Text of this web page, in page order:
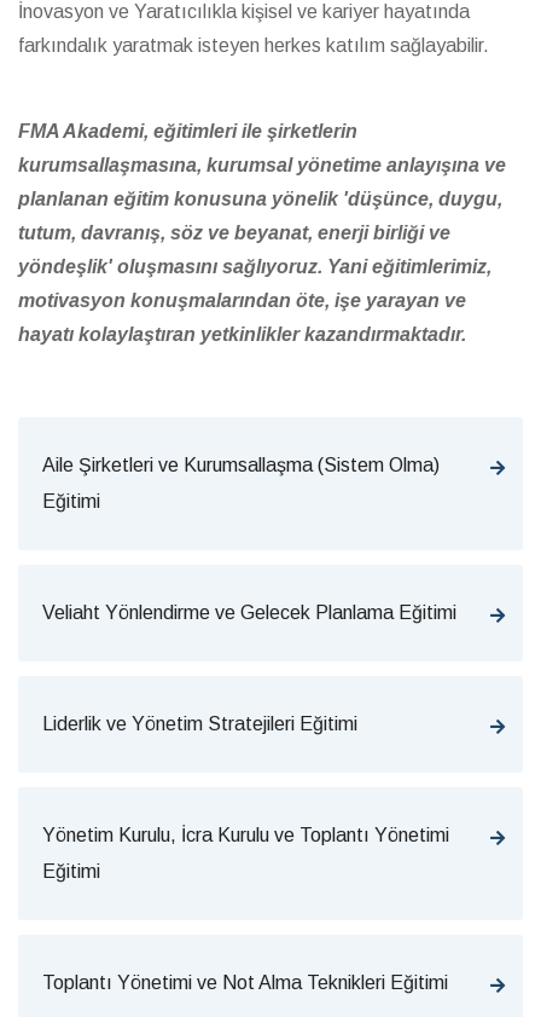
İnovasyon ve Yaratıcılıkla kişisel ve kariyer hayatında
farkındalık yaratmak isteyen herkes katılım sağlayabilir.
FMA Akademi, eğitimleri ile şirketlerin
kurumsallaşmasına, kurumsal yönetime anlayışına ve
planlanan eğitim konusuna yönelik 'düşünce, duygu,
tutum, davranış, söz ve beyanat, enerji birliği ve
yöndeşlik' oluşmasını sağlıyoruz. Yani eğitimlerimiz,
motivasyon konuşmalarından öte, işe yarayan ve
hayatı kolaylaştıran yetkinlikler kazandırmaktadır.
Aile Şirketleri ve Kurumsallaşma (Sistem Olma)
Eğitimi
Veliaht Yönlendirme ve Gelecek Planlama Eğitimi
Liderlik ve Yönetim Stratejileri Eğitimi
Yönetim Kurulu, İcra Kurulu ve Toplantı Yönetimi
Eğitimi
Toplantı Yönetimi ve Not Alma Teknikleri Eğitimi